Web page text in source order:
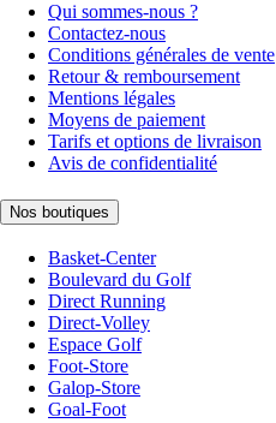
Qui sommes-nous ?
Contactez-nous
Conditions générales de vente
Retour & remboursement
Mentions légales
Moyens de paiement
Tarifs et options de livraison
Avis de confidentialité
Nos boutiques
Basket-Center
Boulevard du Golf
Direct Running
Direct-Volley
Espace Golf
Foot-Store
Galop-Store
Goal-Foot